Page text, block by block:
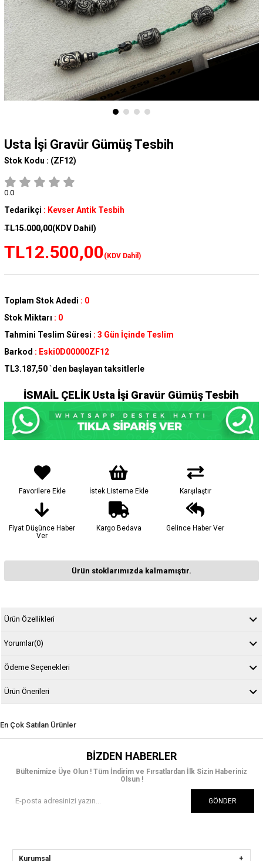
Usta İşi Gravür Gümüş Tesbih
Stok Kodu : (ZF12)
0.0
Tedarikçi : Kevser Antik Tesbih
TL15.000,00(KDV Dahil)
TL12.500,00(KDV Dahil)
Toplam Stok Adedi : 0
Stok Miktarı : 0
Tahmini Teslim Süresi : 3 Gün İçinde Teslim
Barkod : Eski0D00000ZF12
TL3.187,50 `den başlayan taksitlerle
İSMAİL ÇELİK Usta İşi Gravür Gümüş Tesbih
Favorilere Ekle İstek Listeme Ekle Karşılaştır
Fiyat Düşünce Haber
Ver
Kargo Bedava Gelince Haber Ver
Ürün stoklarımızda kalmamıştır.
Ürün Özellikleri
Yorumlar(0)
Ödeme Seçenekleri
Ürün Önerileri
En Çok Satılan Ürünler
BIZDEN HABERLER
Bültenimize Üye Olun ! Tüm İndirim ve Fırsatlardan İlk Sizin Haberiniz
Olsun !
GÖNDER
Kurumsal